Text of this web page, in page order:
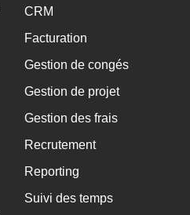
CRM
Facturation
Gestion de congés
Gestion de projet
Gestion des frais
Recrutement
Reporting
Suivi des temps